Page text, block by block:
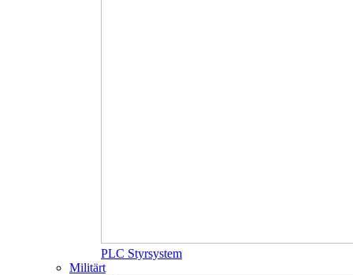
PLC Styrsystem
Militärt